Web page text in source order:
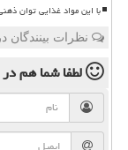
با این مواد غذایی توان
نظرات
لطفا شما هم